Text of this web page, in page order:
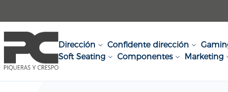
Dirección Confidente dirección
Soft Seating
Componentes Marketing